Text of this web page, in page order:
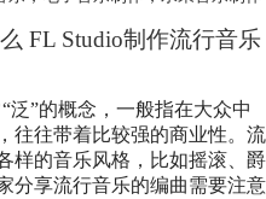
FL Studio制作流行音乐
“泛”的概念，一般指在大众中
往往带着比较强的商业性。 流
样的音乐风格，比如摇滚、爵
分享流行音乐的编曲需要注意